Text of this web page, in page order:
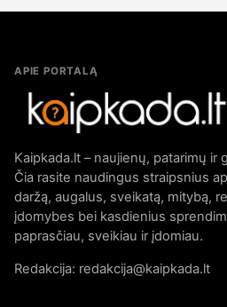
APIE PORTALĄ
Kaipkada.lt – naujienų, patarimų ir
Čia rasite naudingus straipsnius
daržą, augalus, sveikatą, mitybą,
įdomybes bei kasdienius
paprasčiau, sveikiau ir įdomiau.
Redakcija: redakcija@kaipkada.lt